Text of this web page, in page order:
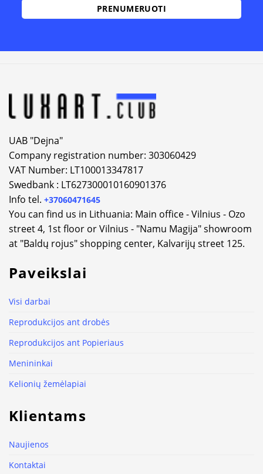
UAB "Dejna"
Company registration number: 303060429
VAT Number: LT100013347817
Swedbank : LT627300010160901376
Info tel. +37060471645
You can find us in Lithuania: Main office - Vilnius - Ozo
street 4, 1st floor or Vilnius - "Namu Magija" showroom
at "Baldų rojus" shopping center, Kalvarijų street 125.
Paveikslai
Visi darbai
Reprodukcijos ant drobės
Reprodukcijos ant Popieriaus
Menininkai
Kelionių žemėlapiai
Klientams
Naujienos
Kontaktai